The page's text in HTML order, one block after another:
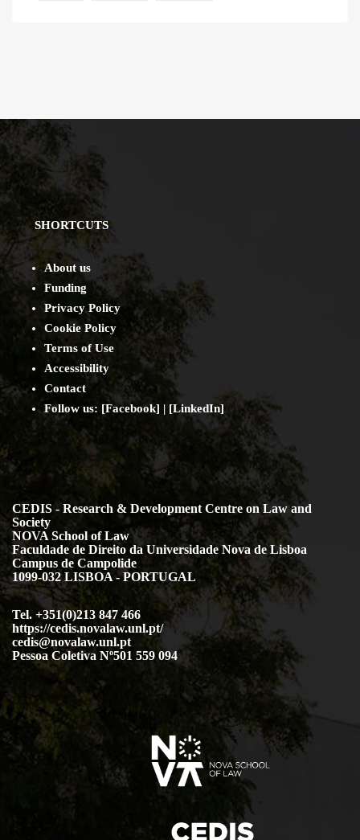
SHORTCUTS
About us
Funding
Privacy Policy
Cookie Policy
Terms of Use
Accessibility
Contact
Follow us: [Facebook] | [LinkedIn]
CEDIS - Research & Development Centre on Law and
Society
NOVA School of Law
Faculdade de Direito da Universidade Nova de Lisboa
Campus de Campolide
1099-032 LISBOA - PORTUGAL
Tel. +351(0)213 847 466
https://cedis.novalaw.unl.pt/
cedis@novalaw.unl.pt
Pessoa Coletiva Nº501 559 094